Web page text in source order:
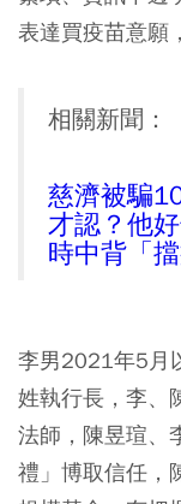
表達買疫苗意願
相關新聞：
慈濟被騙
才認？他
時中背「
李男2021年5月
姓執行長，李、
法師，陳昱瑄、
禮」博取信任，